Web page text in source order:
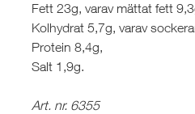
Fett 23g, varav mättat fett
Kolhydrat 5,7g, varav
Protein 8,4g,
Salt 1,9g.
Art. nr. 6355